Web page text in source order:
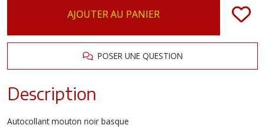
AJOUTER AU PANIER
POSER UNE QUESTION
Description
Autocollant mouton noir basque